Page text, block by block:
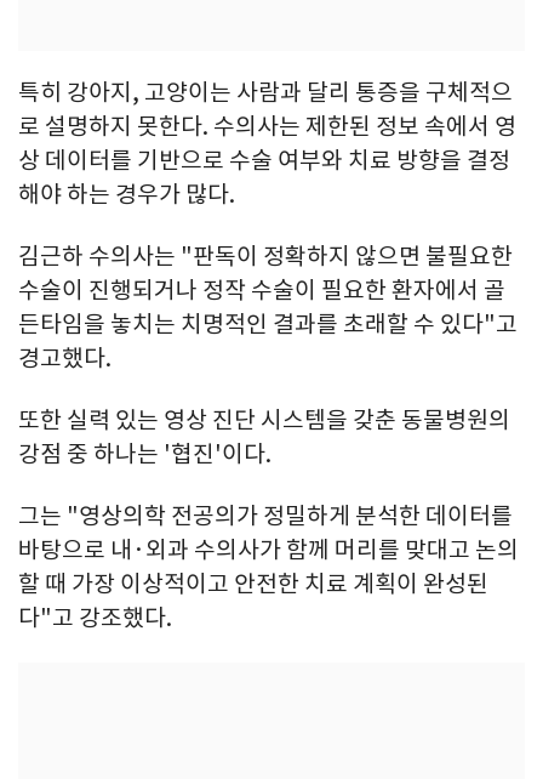
특히 강아지, 고양이는 사람과 달리 통증을 구체적으
로 설명하지 못한다. 수의사는 제한된 정보 속에서 영
상 데이터를 기반으로 수술 여부와 치료 방향을 결정
해야 하는 경우가 많다.
김근하 수의사는 "판독이 정확하지 않으면 불필요한
수술이 진행되거나 정작 수술이 필요한 환자에서 골
든타임을 놓치는 치명적인 결과를 초래할 수 있다"고
경고했다.
또한 실력 있는 영상 진단 시스템을 갖춘 동물병원의
강점 중 하나는 '협진'이다.
그는 "영상의학 전공의가 정밀하게 분석한 데이터를
바탕으로 내·외과 수의사가 함께 머리를 맞대고 논의
할 때 가장 이상적이고 안전한 치료 계획이 완성된
다"고 강조했다.